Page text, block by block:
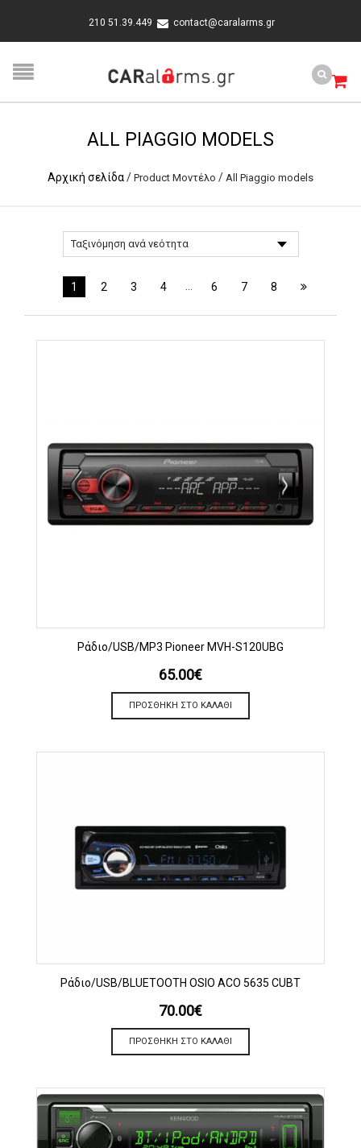
210 51.39.449 contact@caralarms.gr
ALL PIAGGIO MODELS
Αρχική σελίδα/ Product Μοντέλο / All Piaggio models
1 2 3 4 6 7 8
Ράδιο/USB/MP3 Pioneer MVH-S120UBG
65.00€
ΠΡΟΣΘΉΚΗ ΣΤΟ ΚΑΛΆΘΙ
Ράδιο/USB/BLUETOOTH OSIO ACO 5635 CUBT
70.00€
ΠΡΟΣΘΉΚΗ ΣΤΟ ΚΑΛΆΘΙ